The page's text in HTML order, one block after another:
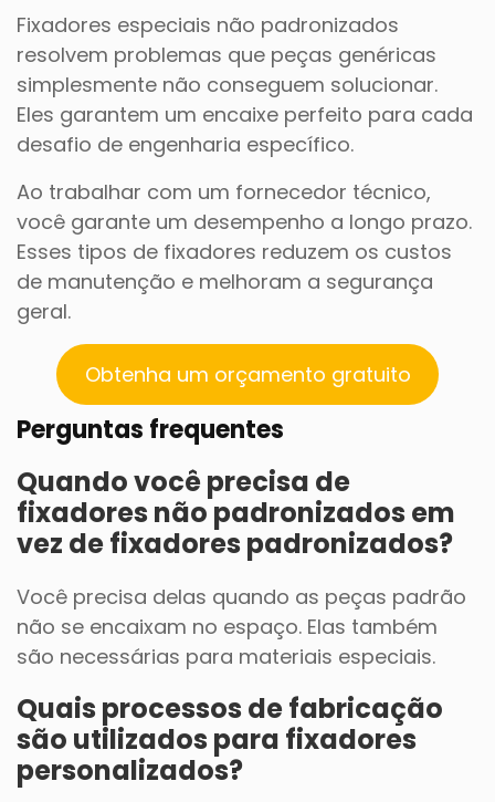
Fixadores especiais não padronizados
resolvem problemas que peças genéricas
simplesmente não conseguem solucionar.
Eles garantem um encaixe perfeito para cada
desafio de engenharia específico.
Ao trabalhar com um fornecedor técnico,
você garante um desempenho a longo prazo.
Esses tipos de fixadores reduzem os custos
de manutenção e melhoram a segurança
geral.
Obtenha um orçamento gratuito
Perguntas frequentes
Quando você precisa de
fixadores não padronizados em
vez de fixadores padronizados?
Você precisa delas quando as peças padrão
não se encaixam no espaço. Elas também
são necessárias para materiais especiais.
Quais processos de fabricação
são utilizados para fixadores
personalizados?